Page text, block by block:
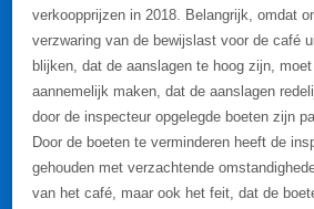
verkoopprijzen in 2018. Belangrijk, omdat
verzwaring van de bewijslast voor de café
blijken, dat de aanslagen te hoog zijn,
aannemelijk maken, dat de aanslagen
door de inspecteur opgelegde boeten zijn
Door de boeten te verminderen heeft de
gehouden met verzachtende
van het café, maar ook het feit, dat de